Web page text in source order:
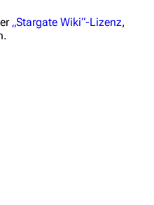
„Stargate Wiki“-Lizenz,